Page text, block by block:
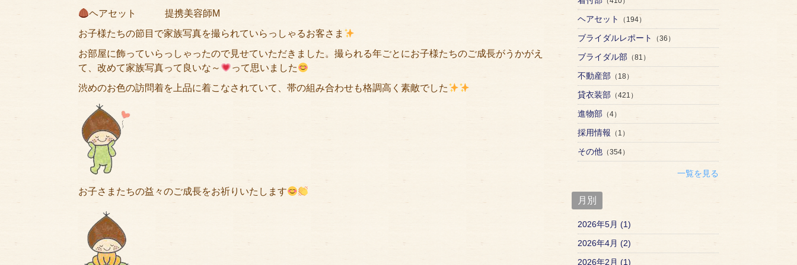
ヘアセット 提携美容師M
お子様たちの節目で家族写真を撮られていらっしゃるお客さま
お部屋に飾っていらっしゃったので見せていただきました。撮られる年ごとにお子様たちのご成長がうかがえ
て、改めて家族写真って良いな～
って思いました
渋めのお色の訪問着を上品に着こなされていて、帯の組み合わせも格調高く素敵でした
お子さまたちの益々のご成長をお祈りいたします
ヘアセット （194）
ブライダルレポート （36）
ブライダル部（81）
不動産部（18）
貸衣装部（421）
進物部（4）
採用情報 （1）
その他（354）
一覧を見る
月別
2026年5月 (1)
2026年4月 (2)
2026年2月 (1)